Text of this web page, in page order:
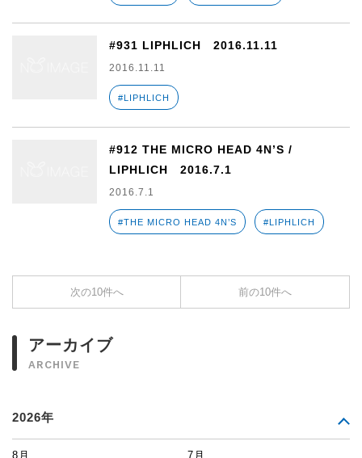
#931 LIPHLICH 2016.11.11
2016.11.11
#LIPHLICH
#912 THE MICRO HEAD 4N’S /
LIPHLICH 2016.7.1
2016.7.1
#THE MICRO HEAD 4N’S #LIPHLICH
次の10件へ 前の10件へ
アーカイブ
ARCHIVE
2026年
8月 7月